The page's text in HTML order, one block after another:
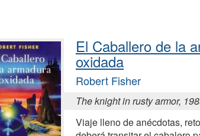
El Caballero de la
oxidada
Robert Fisher
The knight in rusty armor,
Viaje lleno de anécdotas,